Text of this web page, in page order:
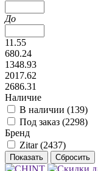
До
11.55
680.24
1348.93
2017.62
2686.31
Наличие
В наличии (139)
Под заказ (2298)
Бренд
Zitar (2437)